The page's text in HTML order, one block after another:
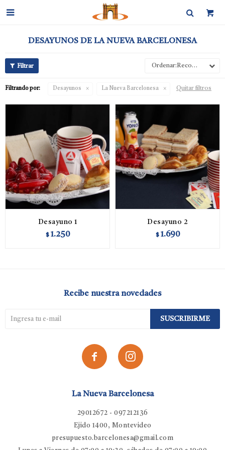

DESAYUNOS DE LA NUEVA BARCELONESA
Recomendados
Filtrando por: Desayunos La Nueva Barcelonesa Quitar filtros
Desayuno 1
$ 1.250
Desayuno 2
$ 1.690
La Nueva Barcelonesa
29012672 - 097212136
Ejido 1400, Montevideo
presupuesto.barcelonesa@gmail.com
Recibe nuestra novedades
SUSCRIBIRME
 